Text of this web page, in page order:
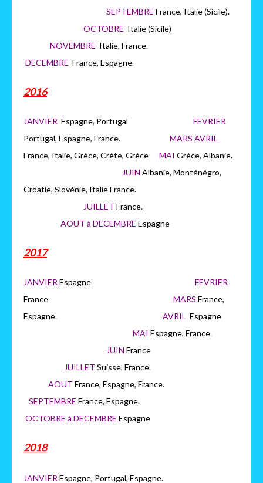
SEPTEMBRE France, Italie (Sicile).
OCTOBRE Italie (Sicile)
NOVEMBRE Italie, France.
DECEMBRE France, Espagne.
2016
JANVIER Espagne, Portugal FEVRIER
Portugal, Espagne, France. MARS AVRIL
France, Italie, Grèce, Crète, Grèce MAI Grèce, Albanie.
JUIN Albanie, Monténégro,
Croatie, Slovénie, Italie France.
JUILLET France.
AOUT à DECEMBRE Espagne
2017
JANVIER Espagne FEVRIER
France MARS France,
Espagne. AVRIL Espagne
MAI Espagne, France.
JUIN France
JUILLET Suisse, France.
AOUT France, Espagne, France.
SEPTEMBRE France, Espagne.
OCTOBRE à DECEMBRE Espagne
2018
JANVIER Espagne, Portugal, Espagne.